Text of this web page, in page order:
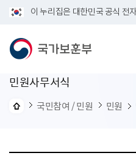
이 누리집은 대한민국 공식 전
민원사무서식
국민참여 / 민원 민원